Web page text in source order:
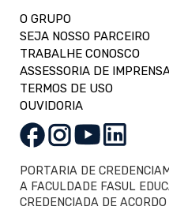
O GRUPO
SEJA NOSSO PARCEIRO
TRABALHE CONOSCO
ASSESSORIA DE
TERMOS DE USO
OUVIDORIA
PORTARIA DE
A FACULDADE FASUL
CREDENCIADA DE